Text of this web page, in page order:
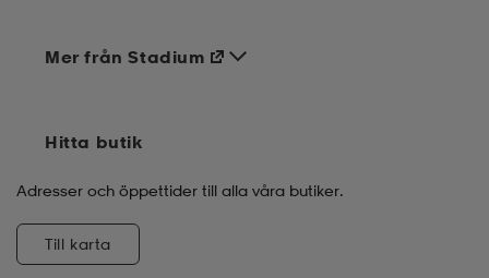
Mer från Stadium
Hitta butik
Adresser och öppettider till alla våra butiker.
Till karta